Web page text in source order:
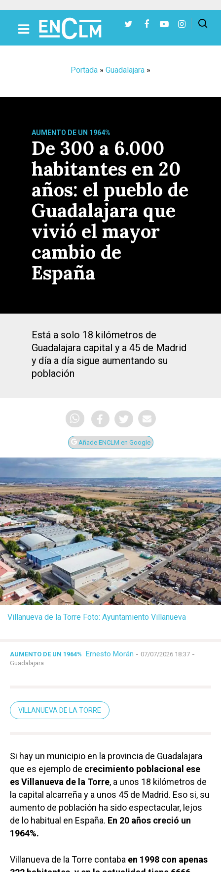
Portada » Guadalajara »
AUMENTO DE UN 1964%
De 300 a 6.000
habitantes en 20
años: el pueblo de
Guadalajara que
vivió el mayor
cambio de
España
Está a solo 18 kilómetros de
Guadalajara capital y a 45 de Madrid
y día a día sigue aumentando su
población
Añade ENCLM en Google
Villanueva de la Torre Foto: Ayuntamiento Villanueva
AUMENTO DE UN 1964% Ernesto Morán - 07/07/2026 18:37 -
Guadalajara
VILLANUEVA DE LA TORRE
Si hay un municipio en la provincia de Guadalajara
que es ejemplo de crecimiento poblacional ese
es Villanueva de la Torre, a unos 18 kilómetros de
la capital alcarreña y a unos 45 de Madrid. Eso si, su
aumento de población ha sido espectacular, lejos
de lo habitual en España. En 20 años creció un
1964%.
Villanueva de la Torre contaba en 1998 con apenas